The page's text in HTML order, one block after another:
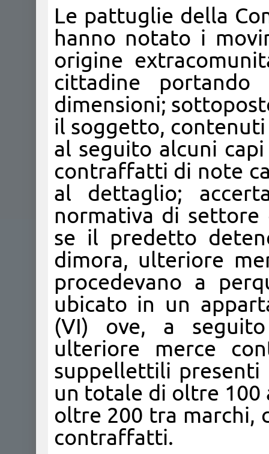
Le pattuglie della
hanno notato i
origine
cittadine
dimensioni;
il soggetto, contenuti
al seguito alcuni
contraffatti di note
al dettaglio;
normativa di settore
se il predetto
dimora, ulteriore
procedevano a
ubicato in un
(VI) ove, a
ulteriore merce
suppellettili presenti
un totale di oltre 100
oltre 200 tra marchi,
contraffatti.